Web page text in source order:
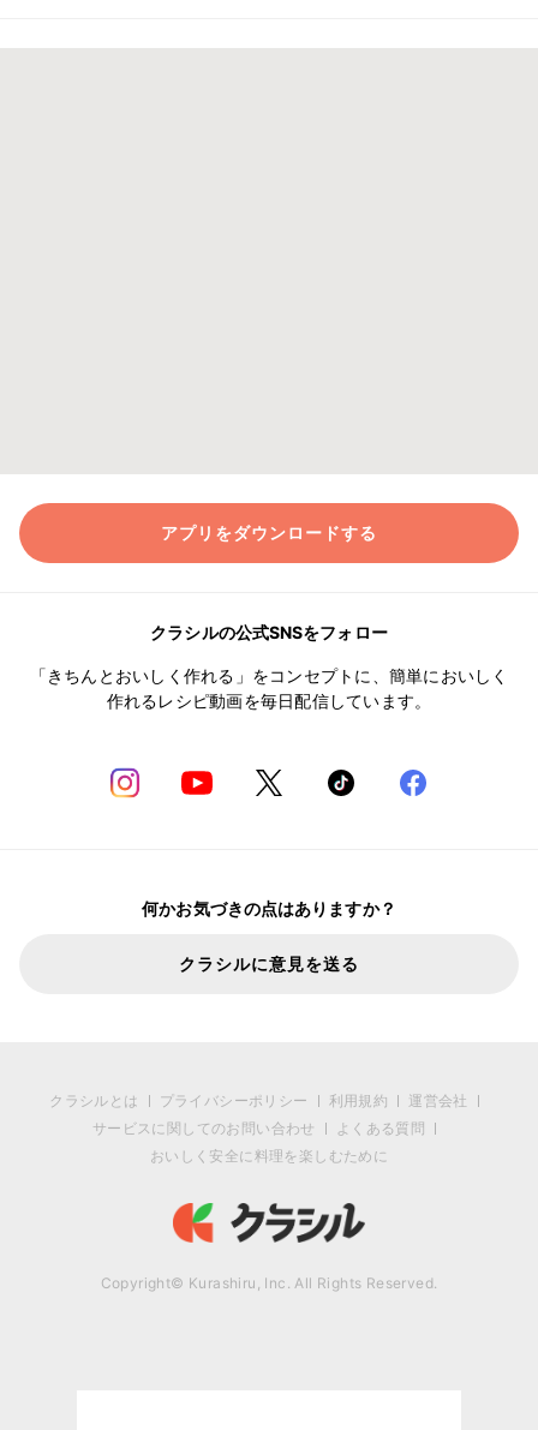
アプリをダウンロードする
クラシルの公式SNSをフォロー
「きちんとおいしく作れる」をコンセプトに、簡単においしく
作れるレシピ動画を毎日配信しています。
何かお気づきの点はありますか？
クラシルに意見を送る
クラシルとは プライバシーポリシー 利用規約
運営会社
サービスに関してのお問い合わせ
よくある質問
おいしく安全に料理を楽しむために
Copyright© Kurashiru, Inc. All Rights Reserved.